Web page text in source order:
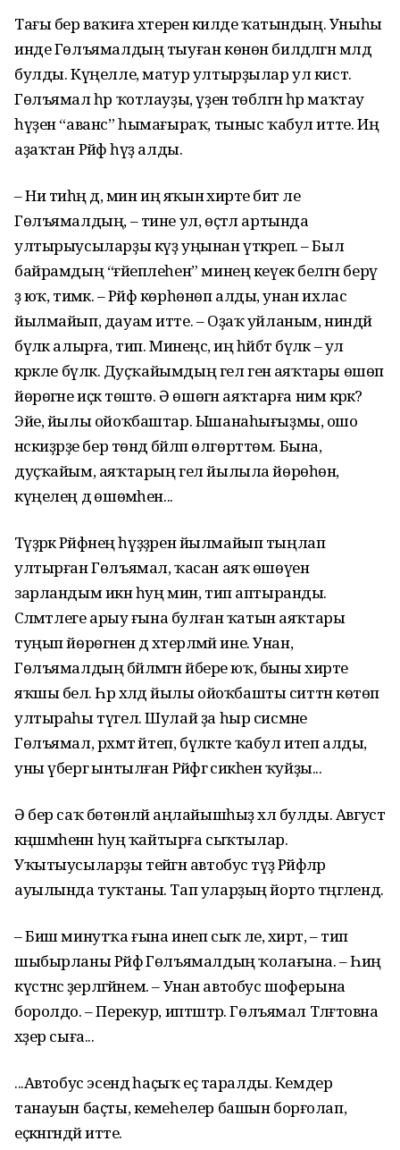
Тағы бер ваҡиға хәтеренә килде ҡатындың. Уныһы
инде Гөлъямалдың тыуған көнөн билдәләгән мәлдә
булды. Күңелле, матур ултырҙылар ул кистә.
Гөлъямал һәр ҡотлауҙы, үҙенә төбәлгән һәр маҡтау
һүҙен “аванс” һымағыраҡ, тыныс ҡабул итте. Иң
аҙаҡтан Рәйфә һүҙ алды.
– Ни тиһәң дә, мин иң яҡын әхирәте бит әле
Гөлъямалдың, – тине ул, өҫтәл артында
ултырыусыларҙы күҙ уңынан үткәреп. – Был
байрамдың “ғәйеплеһен” минең кеүек белгән берәү
ҙә юҡ, тимәк. – Рәйфә көрһөнөп алды, унан ихлас
йылмайып, дауам итте. – Оҙаҡ уйланым, ниндәй
бүләк алырға, тип. Минеңсә, иң һәйбәт бүләк – ул
кәрәкле бүләк. Дуҫҡайымдың гел генә аяҡтары өшөп
йөрөгәне иҫкә төштө. Ә өшөгән аяҡтарға нимә кәрәк?
Эйе, йылы ойоҡбаштар. Ышанаһығыҙмы, ошо
нәскиҙәрҙе бер төндә бәйләп өлгөрттөм. Бына,
дуҫҡайым, аяҡтарың гел йылыла йөрөһөн,
күңелең дә өшөмәһен...
Тәүҙәрәк Рәйфәнең һүҙҙәрен йылмайып тыңлап
ултырған Гөлъямал, ҡасан аяҡ өшөүенә
зарландым икән һуң мин, тип аптыранды.
Сәләмәтлеге арыу ғына булған ҡатын аяҡтары
туңып йөрөгәнен дә хәтерләмәй ине. Унан,
Гөлъямалдың бәйләмәгән әйбере юҡ, быны әхирәте
яҡшы белә. Һәр хәлдә йылы ойоҡбашты ситтән көтөп
ултыраһы түгел. Шулай ҙа һыр сисмәне
Гөлъямал, рәхмәт әйтеп, бүләкте ҡабул итеп алды,
уны үбергә ынтылған Рәйфәгә сикәһен ҡуйҙы...
Ә бер саҡ бөтөнләй аңлайышһыҙ хәл булды. Август
кәңәшмәһенән һуң ҡайтырға сыҡтылар.
Уҡытыусыларҙы тейәгән автобус тәүҙә Рәйфәләр
ауылында туҡтаны. Тап уларҙың йорто тәңгәлендә.
– Биш минутҡа ғына инеп сыҡ әле, әхирәт, – тип
шыбырланы Рәйфә Гөлъямалдың ҡолағына. – Һиңә
күстәнәс әҙерләгәйнем. – Унан автобус шоферына
боролдо. – Перекур, иптәштәр. Гөлъямал Тәлғәтовна
хәҙер сыға...
...Автобус эсендә һаҫыҡ еҫ таралды. Кемдер
танауын баҫты, кемеһелер башын борғолап,
еҫкәнгәндәй итте.